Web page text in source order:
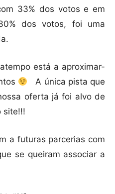
33% dos votos e em
dos votos, foi uma
está a aproximar-
A única pista que
oferta já foi alvo de
site!!!
a futuras parcerias com
se queiram associar a